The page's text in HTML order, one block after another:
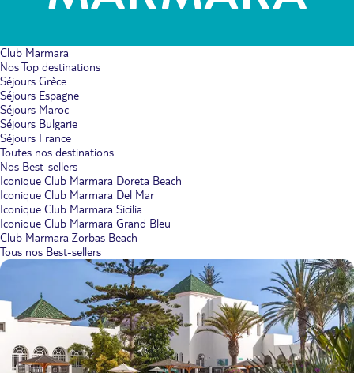
Club Marmara
Nos Top destinations
Séjours Grèce
Séjours Espagne
Séjours Maroc
Séjours Bulgarie
Séjours France
Toutes nos destinations
Nos Best-sellers
Iconique Club Marmara Doreta Beach
Iconique Club Marmara Del Mar
Iconique Club Marmara Sicilia
Iconique Club Marmara Grand Bleu
Club Marmara Zorbas Beach
Tous nos Best-sellers